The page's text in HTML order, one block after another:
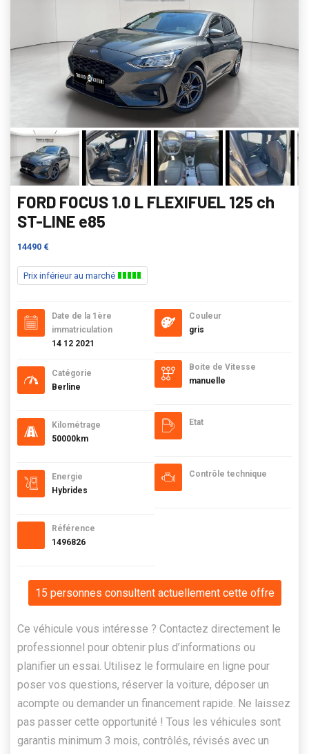
FORD FOCUS 1.0 L FLEXIFUEL 125 ch
ST-LINE e85
14490 €
Prix inférieur au marché
Date de la 1ère
immatriculation
14 12 2021
Catégorie
Berline
Kilométrage
50000km
Energie
Hybrides
Référence
1496826
Couleur
gris
Boite de Vitesse
manuelle
Etat
Contrôle technique
15 personnes consultent actuellement cette offre
Ce véhicule vous intéresse ? Contactez directement le
professionnel pour obtenir plus d’informations ou
planifier un essai. Utilisez le formulaire en ligne pour
poser vos questions, réserver la voiture, déposer un
acompte ou demander un financement rapide. Ne laissez
pas passer cette opportunité ! Tous les véhicules sont
garantis minimum 3 mois, contrôlés, révisés avec un